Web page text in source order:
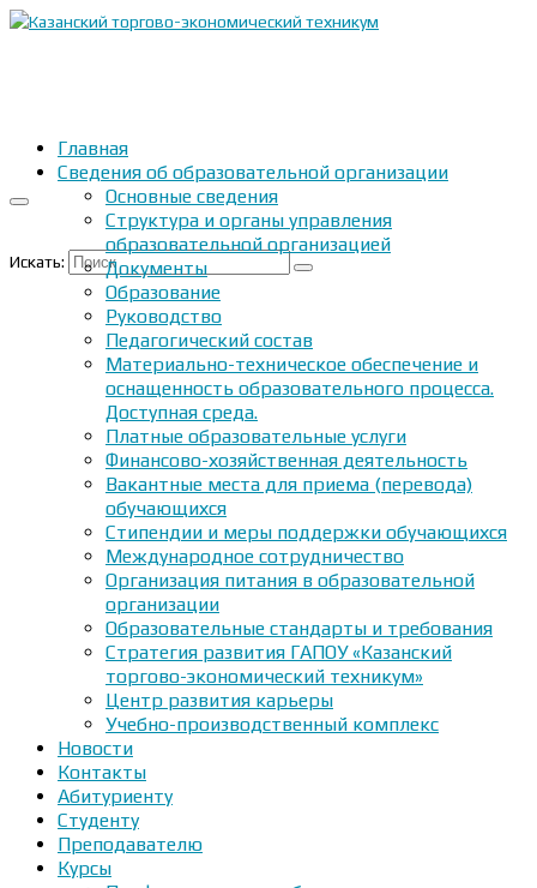
Искать:
Главная
Сведения об образовательной организации
Основные сведения
Структура и органы управления
образовательной организацией
Документы
Образование
Руководство
Педагогический состав
Материально-техническое обеспечение и
оснащенность образовательного процесса.
Доступная среда.
Платные образовательные услуги
Финансово-хозяйственная деятельность
Вакантные места для приема (перевода)
обучающихся
Стипендии и меры поддержки обучающихся
Международное сотрудничество
Организация питания в образовательной
организации
Образовательные стандарты и требования
Стратегия развития ГАПОУ «Казанский
торгово-экономический техникум»
Центр развития карьеры
Учебно-производственный комплекс
Новости
Контакты
Абитуриенту
Студенту
Преподавателю
Курсы